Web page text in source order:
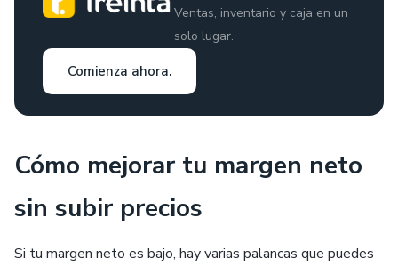
Ventas, inventario y caja en un
solo lugar.
Comienza ahora.
Cómo mejorar tu margen neto
sin subir precios
Si tu margen neto es bajo, hay varias palancas que puedes